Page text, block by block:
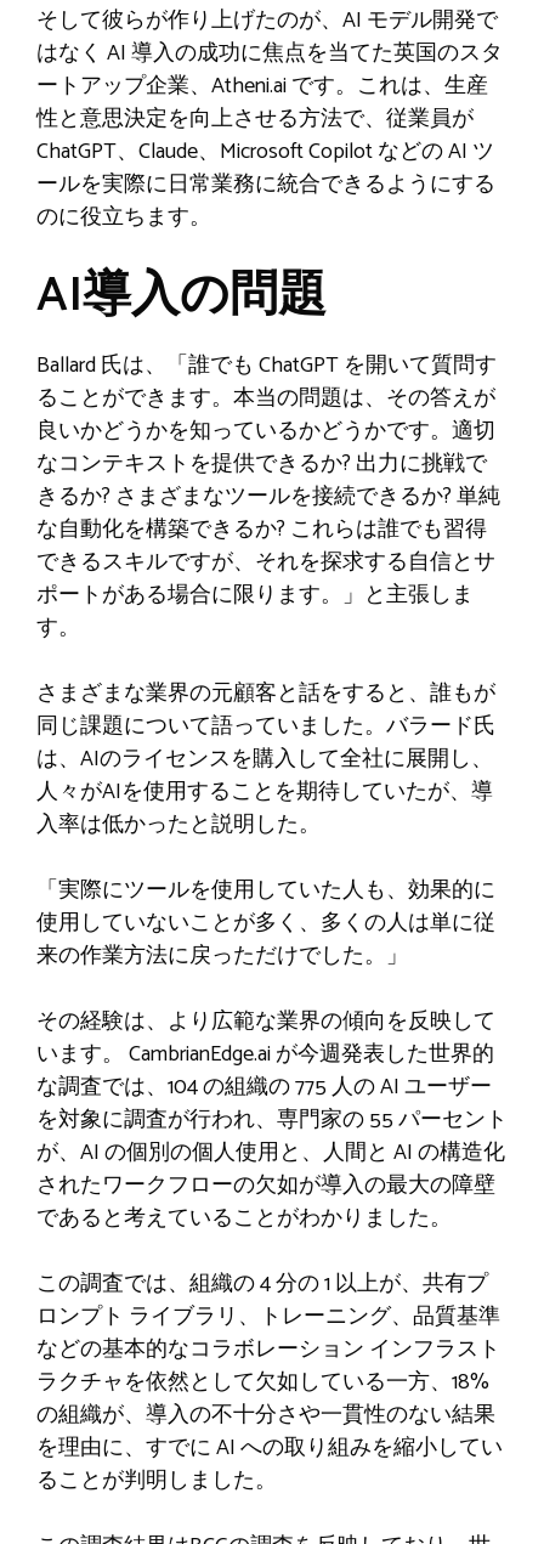
そして彼らが作り上げたのが、AI モデル開発で
はなく AI 導入の成功に焦点を当てた英国のスタ
ートアップ企業、Atheni.ai です。これは、生産
性と意思決定を向上させる方法で、従業員が
ChatGPT、Claude、Microsoft Copilot などの AI ツ
ールを実際に日常業務に統合できるようにする
のに役立ちます。
AI導入の問題
Ballard 氏は、「誰でも ChatGPT を開いて質問す
ることができます。本当の問題は、その答えが
良いかどうかを知っているかどうかです。適切
なコンテキストを提供できるか? 出力に挑戦で
きるか? さまざまなツールを接続できるか? 単純
な自動化を構築できるか? これらは誰でも習得
できるスキルですが、それを探求する自信とサ
ポートがある場合に限ります。」と主張しま
す。
さまざまな業界の元顧客と話をすると、誰もが
同じ課題について語っていました。バラード氏
は、AIのライセンスを購入して全社に展開し、
人々がAIを使用することを期待していたが、導
入率は低かったと説明した。
「実際にツールを使用していた人も、効果的に
使用していないことが多く、多くの人は単に従
来の作業方法に戻っただけでした。」
その経験は、より広範な業界の傾向を反映して
います。 CambrianEdge.ai が今週発表した世界的
な調査では、104 の組織の 775 人の AI ユーザー
を対象に調査が行われ、専門家の 55 パーセント
が、AI の個別の個人使用と、人間と AI の構造化
されたワークフローの欠如が導入の最大の障壁
であると考えていることがわかりました。
この調査では、組織の 4 分の 1 以上が、共有プ
ロンプト ライブラリ、トレーニング、品質基準
などの基本的なコラボレーション インフラスト
ラクチャを依然として欠如している一方、18%
の組織が、導入の不十分さや一貫性のない結果
を理由に、すでに AI への取り組みを縮小してい
ることが判明しました。